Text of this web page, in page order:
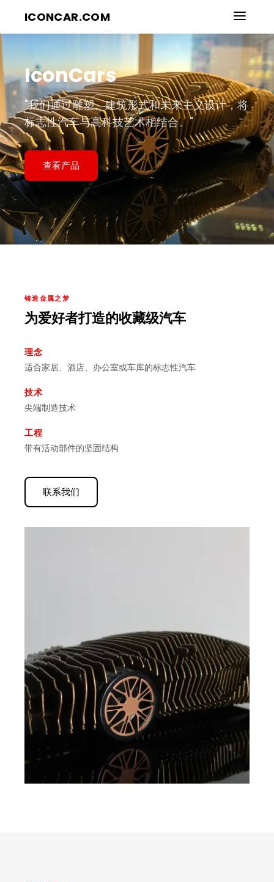
ICONCAR.COM
IconCars
"我们通过雕塑、建筑形式和未来主义设计，将
标志性汽车与高科技艺术相结合。"
查看产品
铸造金属之梦
为爱好者打造的收藏级汽车
理念
适合家居、酒店、办公室或车库的标志性汽车
技术
尖端制造技术
工程
带有活动部件的坚固结构
联系我们